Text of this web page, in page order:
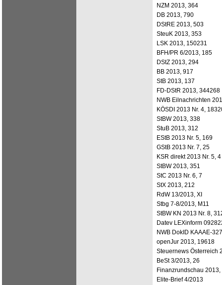
NZM 2013, 364
DB 2013, 790
DStRE 2013, 503
SteuK 2013, 353
LSK 2013, 150231
BFH/PR 6/2013, 185
DStZ 2013, 294
BB 2013, 917
StB 2013, 137
FD-DStR 2013, 344268
NWB Eilnachrichten
KÖSDI 2013 Nr. 4,
StBW 2013, 338
StuB 2013, 312
EStB 2013 Nr. 5, 169
GStB 2013 Nr. 7, 25
KSR direkt 2013 Nr. 5, 4
StBW 2013, 351
StC 2013 Nr. 6, 7
StX 2013, 212
RdW 13/2013, XI
Stbg 7-8/2013, M11
StBW KN 2013 Nr. 8,
Datev LEXinform
NWB DokID KAAAE-
openJur 2013, 19618
Steuernews Österreich
BeSt 3/2013, 26
Finanzrundschau 2013,
Elite-Brief 4/2013